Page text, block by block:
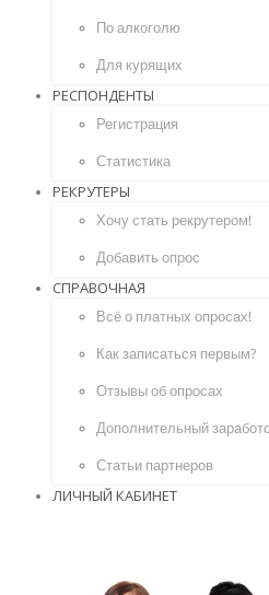
По алкоголю
Для курящих
РЕСПОНДЕНТЫ
Регистрация
Статистика
РЕКРУТЕРЫ
Хочу стать рекрутером!
Добавить опрос
СПРАВОЧНАЯ
Всё о платных опросах!
Как записаться первым?
Отзывы об опросах
Дополнительный
Статьи партнеров
ЛИЧНЫЙ КАБИНЕТ